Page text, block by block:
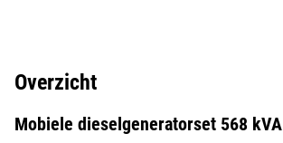
Overzicht
Mobiele dieselgeneratorset 568 kVA